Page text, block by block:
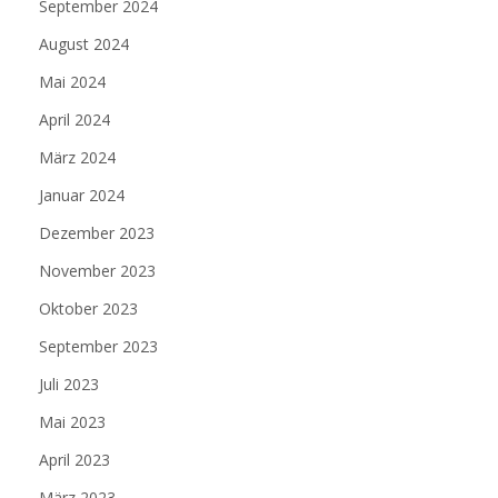
September 2024
August 2024
Mai 2024
April 2024
März 2024
Januar 2024
Dezember 2023
November 2023
Oktober 2023
September 2023
Juli 2023
Mai 2023
April 2023